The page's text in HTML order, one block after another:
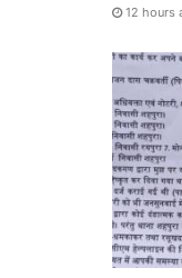
12 hours